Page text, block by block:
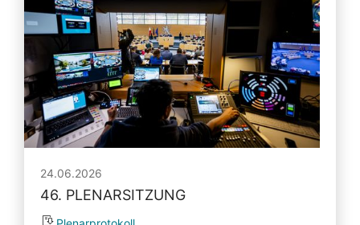
24.06.2026
46. PLENARSITZUNG